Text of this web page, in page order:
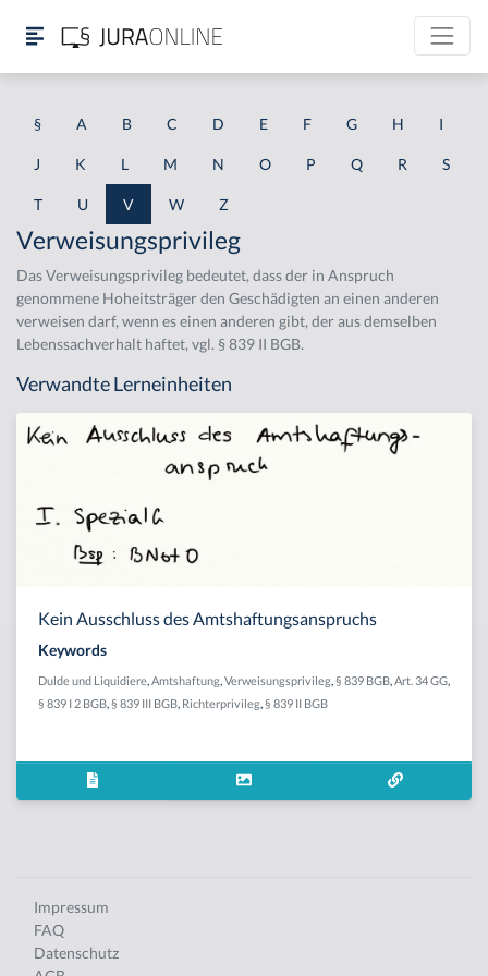
§ A B C D E F G H I
J K L M N O P Q R S
T U V W Z
Verweisungsprivileg
Das Verweisungsprivileg bedeutet, dass der in Anspruch
genommene Hoheitsträger den Geschädigten an einen anderen
verweisen darf, wenn es einen anderen gibt, der aus demselben
Lebenssachverhalt haftet, vgl. § 839 II BGB.
Verwandte Lerneinheiten
Kein Ausschluss des Amtshaftungsanspruchs
Keywords
Dulde und Liquidiere Amtshaftung Verweisungsprivileg § 839 BGB Art. 34 GG
§ 839 I 2 BGB § 839 III BGB Richterprivileg § 839 II BGB
Impressum
FAQ
Datenschutz